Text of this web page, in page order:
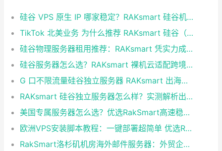
硅谷 VPS 原生 IP 哪家稳定？RAKsmart 硅谷机房深度评测
TikTok 北美业务 为什么推荐 RAKsmart 硅谷（圣何塞）原生 IP 服务器
硅谷物理服务器租用推荐：RAKsmart 凭实力成为跨境业务首选
硅谷服务器怎么选？RAKsmart 裸机云适配跨境电商 手游后台
G 口不限流量硅谷独立服务器 RAKsmart 出海业务实测
RAKsmart 硅谷独立服务器怎么样？实测解析出海业务选型参考
美国专属服务器怎么选？优选RakSmart高速稳定独立服务器
欧洲VPS安装脚本教程：一键部署超简单 优选RakSmart欧洲机房
RakSmart洛杉矶机房海外邮件服务器：外贸企业跨境邮件收发优选